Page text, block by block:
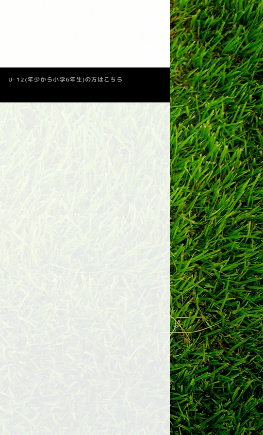
U-12(年少から小学6年生)の方はこちら